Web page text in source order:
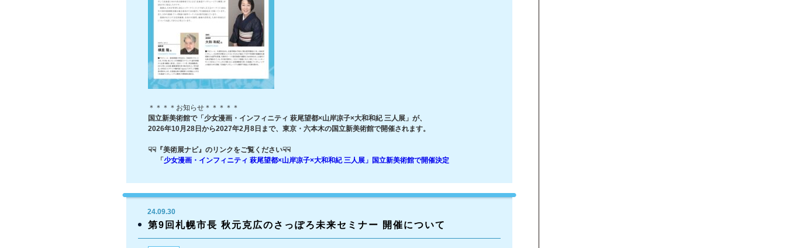
＊＊＊＊お知らせ＊＊＊＊＊
国立新美術館で「少女漫画・インフィニティ 萩尾望都×山岸凉子×大和和紀 三人展」が、
2026年10月28日から2027年2月8日まで、東京・六本木の国立新美術館で開催されます。
☟☟『美術展ナビ』のリンクをご覧ください☟☟
「 少女漫画・インフィニティ 萩尾望都×山岸凉子×大和和紀 三人展」国立新美術館で開催決定
24.09.30
第9回札幌市長 秋元克広のさっぽろ未来セミナー 開催について